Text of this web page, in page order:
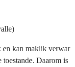
kan maklik verwar
Daarom is